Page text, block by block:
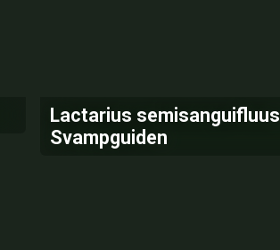
Lactarius semisanguifluus
Svampguiden